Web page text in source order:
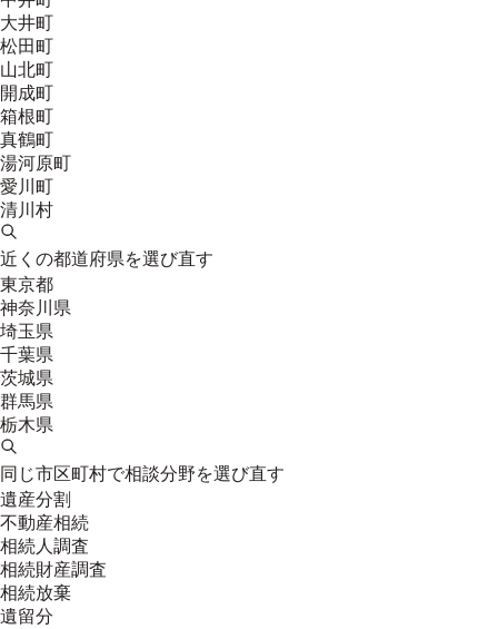
大井町
松田町
山北町
開成町
箱根町
真鶴町
湯河原町
愛川町
清川村
近くの都道府県を選び直す
東京都
神奈川県
埼玉県
千葉県
茨城県
群馬県
栃木県
同じ市区町村で相談分野を選び直す
遺産分割
不動産相続
相続人調査
相続財産調査
相続放棄
遺留分